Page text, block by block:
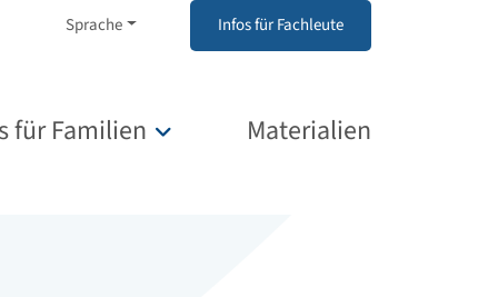
Sprache Infos für Fachleute
für Familien Untermenü für „Infos für Familien“
Materialien